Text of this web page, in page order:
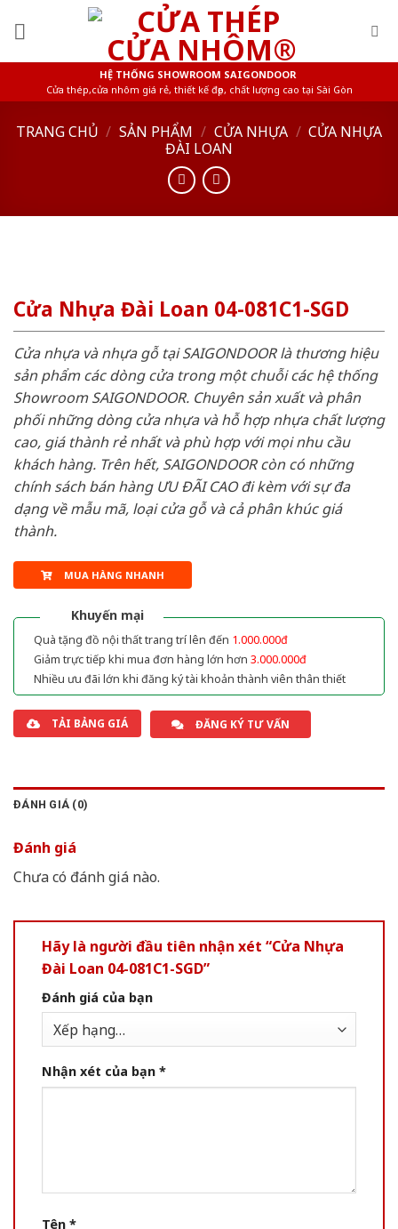
HỆ THỐNG SHOWROOM SAIGONDOOR
Cửa thép,cửa nhôm giá rẻ, thiết kế đẹp, chất lượng cao tại Sài Gòn
TRANG CHỦ / SẢN PHẨM / CỬA NHỰA / CỬA NHỰA
ĐÀI LOAN
Cửa Nhựa Đài Loan 04-081C1-SGD
Cửa nhựa và nhựa gỗ tại SAIGONDOOR là thương hiệu
sản phẩm các dòng cửa trong một chuỗi các hệ thống
Showroom SAIGONDOOR. Chuyên sản xuất và phân
phối những dòng cửa nhựa và hỗ hợp nhựa chất lượng
cao, giá thành rẻ nhất và phù hợp với mọi nhu cầu
khách hàng. Trên hết, SAIGONDOOR còn có những
chính sách bán hàng ƯU ĐÃI CAO đi kèm với sự đa
dạng về mẫu mã, loại cửa gỗ và cả phân khúc giá
thành.
MUA HÀNG NHANH
Khuyến mại
Quà tặng đồ nội thất trang trí lên đến 1.000.000đ
Giảm trực tiếp khi mua đơn hàng lớn hơn 3.000.000đ
Nhiều ưu đãi lớn khi đăng ký tài khoản thành viên thân thiết
TẢI BẢNG GIÁ ĐĂNG KÝ TƯ VẤN
ĐÁNH GIÁ (0)
Đánh giá
Chưa có đánh giá nào.
Hãy là người đầu tiên nhận xét “Cửa Nhựa
Đài Loan 04-081C1-SGD”
Đánh giá của bạn
Nhận xét của bạn *
Tên *